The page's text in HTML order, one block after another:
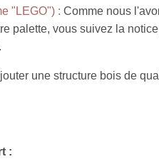
"LEGO") : Comme nous
palette, vous suivez la
une structure bois de
: